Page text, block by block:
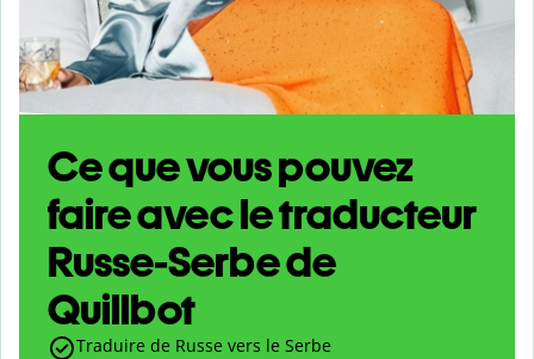
Ce que vous pouvez
faire avec le traducteur
Russe-Serbe de
Quillbot
Traduire de Russe vers le Serbe